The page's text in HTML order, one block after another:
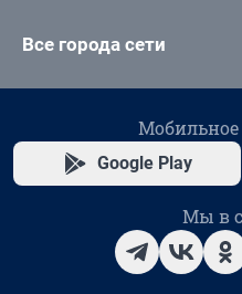
Все города сети
Google Play
Мы в